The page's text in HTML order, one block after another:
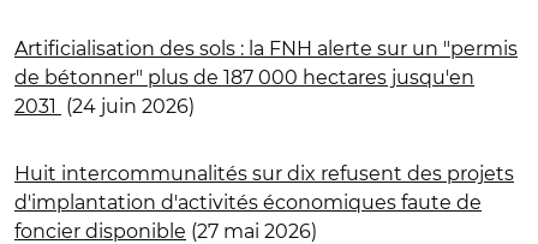
Artificialisation des sols : la FNH alerte sur un "permis
de bétonner" plus de 187 000 hectares jusqu'en
2031 (24 juin 2026)
Huit intercommunalités sur dix refusent des projets
d'implantation d'activités économiques faute de
foncier disponible (27 mai 2026)